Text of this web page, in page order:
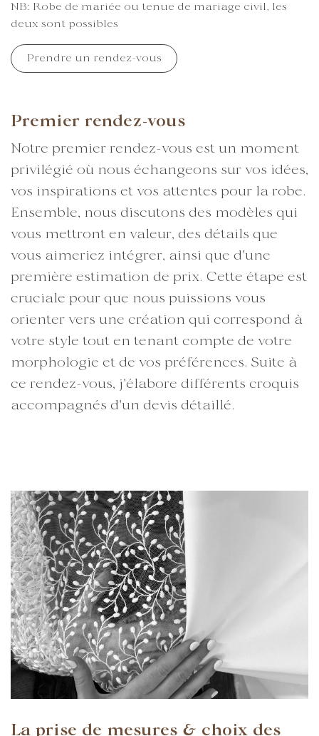
NB: Robe de mariée ou tenue de mariage civil, les
deux sont possibles
Prendre un rendez-vous
Premier rendez-vous
Notre premier rendez-vous est un moment
privilégié où nous échangeons sur vos idées,
vos inspirations et vos attentes pour la robe.
Ensemble, nous discutons des modèles qui
vous mettront en valeur, des détails que
vous aimeriez intégrer, ainsi que d'une
première estimation de prix. Cette étape est
cruciale pour que nous puissions vous
orienter vers une création qui correspond à
votre style tout en tenant compte de votre
morphologie et de vos préférences. Suite à
ce rendez-vous, j'élabore différents croquis
accompagnés d'un devis détaillé.
La prise de mesures & choix des